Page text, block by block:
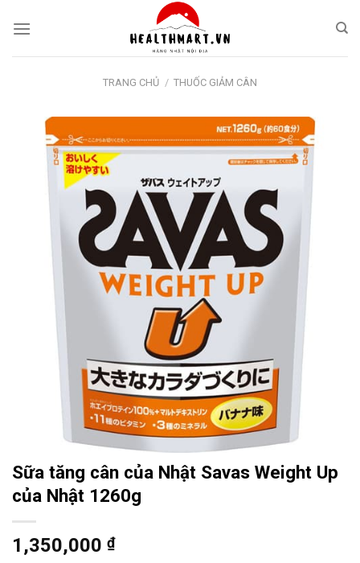
TRANG CHỦ / THUỐC GIẢM CÂN
Sữa tăng cân của Nhật Savas Weight Up
của Nhật 1260g
1,350,000 ₫